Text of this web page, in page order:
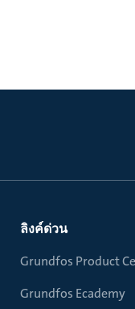
ลิงค์ด่วน
Grundfos Product
Grundfos Ecademy